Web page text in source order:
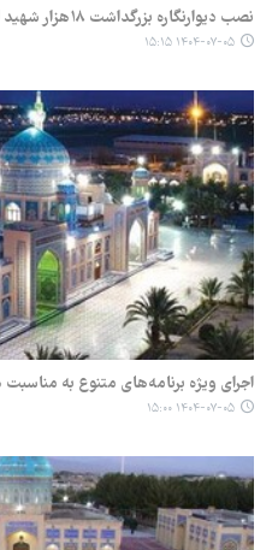
نصب دیوارنگاره‌ بزرگداشت ۱۸هزار شهید استان در حرم مطهر رضوی
۱۴۰۴-۰۷-۰۵ ۱۵:۱۵
اجرای ویژه برنامه‌های متنوع به
۱۴۰۴-۰۷-۰۵ ۱۵:۰۰